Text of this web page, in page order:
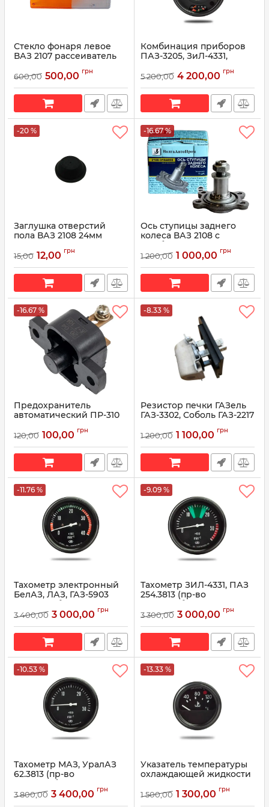
Стекло фонаря левое
ВАЗ 2107 рассеиватель
Формула Света)
Артикул: 2107-3716204
600,00 500,00 грн
Комбинация приборов
ПАЗ-3205, ЗиЛ-4331,
36.3801010 (пр-во
Артикул: 36.3801010
5 200,00 4 200,00 грн
-20 %
Заглушка отверстий
пола ВАЗ 2108 24мм
(пр-во БРТ)
Артикул: 2108-3724330
15,00 12,00 грн
-16.67 %
Ось ступицы заднего
колеса ВАЗ 2108 с
шайбой и гайкой 2108-
3104055 (пр-во
Артикул: 2108-3104055
1 200,00 1 000,00 грн
-16.67 %
Предохранитель
автоматический ПР-310
ЗИЛ, МАЗ, КамАЗ (пр-во
Артикул: ПР-310
120,00 100,00 грн
-8.33 %
Резистор печки ГАЗель
ГАЗ-3302, Соболь ГАЗ-2217
Артикул: 171.3729
1 200,00 1 100,00 грн
-11.76 %
Тахометр электронный
БелАЗ, ЛАЗ, ГАЗ-5903
старого образца 121.3813
(пр-во Автоприбор)
Артикул: 121.3813
3 400,00 3 000,00 грн
-9.09 %
Тахометр ЗИЛ-4331, ПАЗ
254.3813 (пр-во
Автоприбор)
Артикул: 254.3813
3 300,00 3 000,00 грн
-10.53 %
Тахометр МАЗ, УралАЗ
62.3813 (пр-во
Автоприбор)
Артикул: 62.3813
3 800,00 3 400,00 грн
-13.33 %
Указатель температуры
охлаждающей жидкости
ПАЗ, УАЗ 12В (40-120°C)
1 500,00 1 300,00 грн